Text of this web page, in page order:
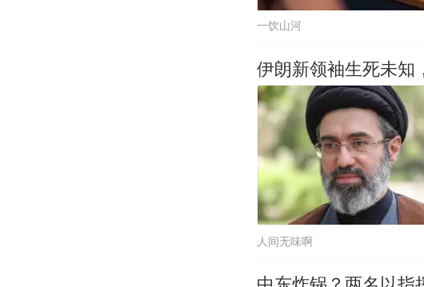
一饮山河
伊朗新领袖生死未知
人间无味啊